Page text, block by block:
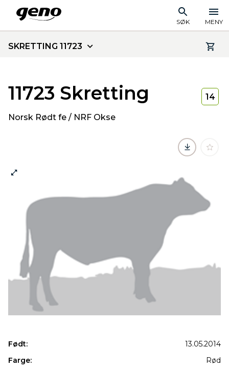
SØK MENY
SKRETTING 11723
11723 Skretting
Norsk Rødt fe / NRF Okse
14
Født:
13.05.2014
Farge:
Rød